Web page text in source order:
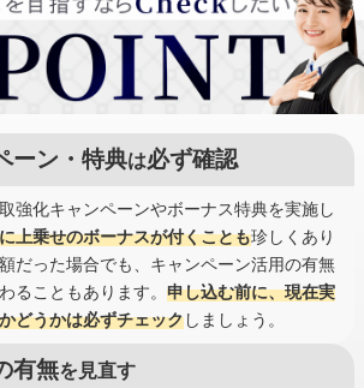
ーン・特典は必ず確認
強化キャンペーンやボーナス特典を実施し
上乗せのボーナスが付くことも珍しくあり
だった場合でも、キャンペーン活用の有無
ることもあります。 申し込む前に、現在実
どうかは必ずチェックしましょう。
有無を見直す